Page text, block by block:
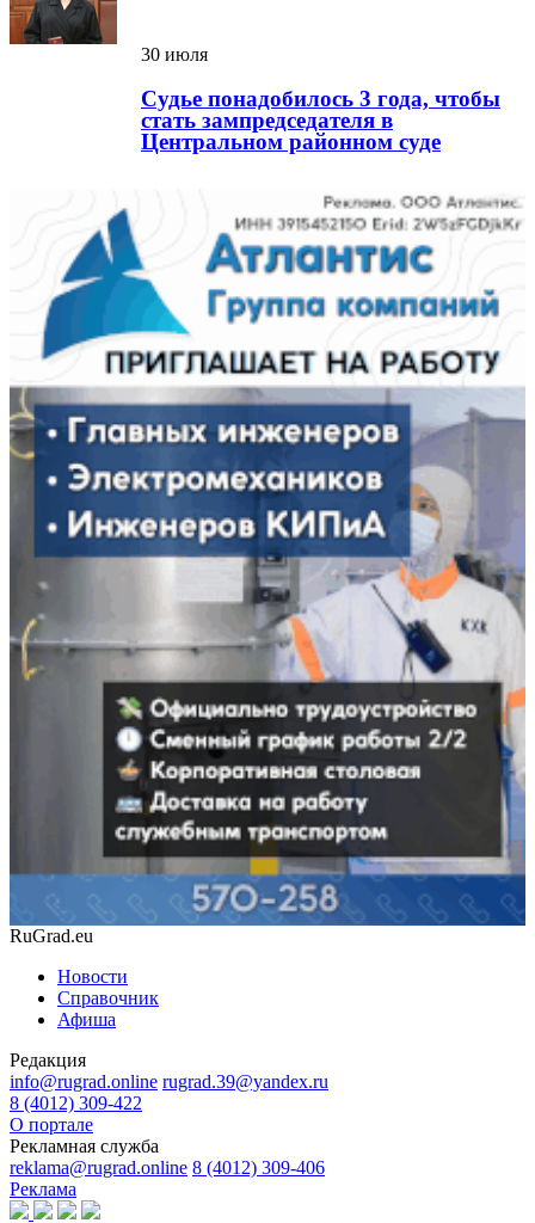
30 июля
Судье понадобилось 3 года, чтобы
стать зампредседателя в
Центральном районном суде
RuGrad.eu
Новости
Справочник
Афиша
Редакция
info@rugrad.online rugrad.39@yandex.ru
8 (4012) 309-422
О портале
Рекламная служба
reklama@rugrad.online 8 (4012) 309-406
Реклама